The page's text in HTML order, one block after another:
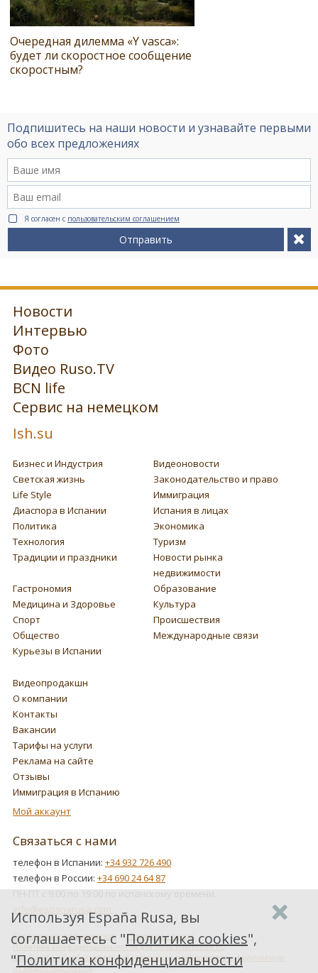
Очередная дилемма «Y vasca»:
будет ли скоростное сообщение
скоростным?
Подпишитесь на наши новости и узнавайте первыми
обо всех предложениях
Я согласен с пользовательским соглашением
Отправить
Новости
Интервью
Фото
Видео Ruso.TV
BCN life
Сервис на немецком
Ish.su
Бизнес и Индустрия
Видеоновости
Светская жизнь
Законодательство и право
Life Style
Иммиграция
Диаспора в Испании
Испания в лицах
Политика
Экономика
Технология
Туризм
Традиции и праздники
Новости рынка
недвижимости
Гастрономия
Образование
Медицина и Здоровье
Культура
Спорт
Происшествия
Общество
Международные связи
Курьезы в Испании
Видеопродакшн
О компании
Контакты
Вакансии
Тарифы на услуги
Реклама на сайте
Отзывы
Иммиграция в Испанию
Мой аккаунт
Связаться с нами
телефон в Испании: +34 932 726 490
телефон в России: +34 690 24 64 87
ПН-ПТ с 9:00 по 19:00 по испанскому времени.
info@espanarusa.com
Соглашение пользователя
Политика cookies
Политика конфиденциальности для пользователей ЕС
Как Google обрабатывает информацию о пользователях, получаемую
от наших партнеров
Используя España Rusa, вы
соглашаетесь с "Политика cookies",
"Политика конфиденциальности